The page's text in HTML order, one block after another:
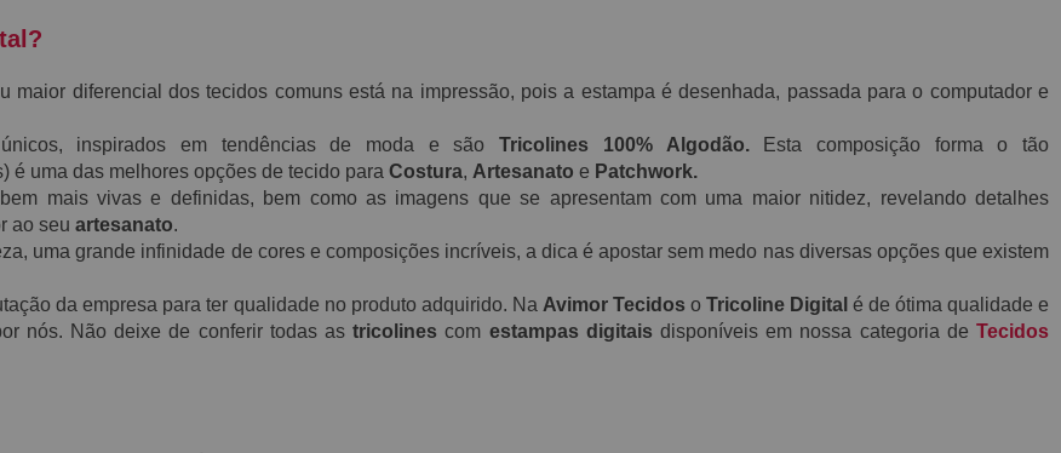
maior diferencial dos tecidos comuns está na impressão, pois a estampa é desenhada, passada para o computador e
inspirados em tendências de moda e são Tricolines 100% Algodão.Esta composição forma o tão
é uma das melhores opções de tecido para Costura, Artesanato e Patchwork.
mais vivas e definidas, bem como as imagens que se apresentam com uma maior nitidez, revelando detalhes
ao seu artesanato.
uma grande infinidade de cores e composições incríveis, a dica é apostar sem medo nas diversas opções que existem
da empresa para ter qualidade no produto adquirido. Na Avimor Tecidos o Tricoline Digital é de ótima qualidade e
nós. Não deixe de conferir todas astricolinescom estampas digitaisdisponíveis em nossa categoria deTecidos